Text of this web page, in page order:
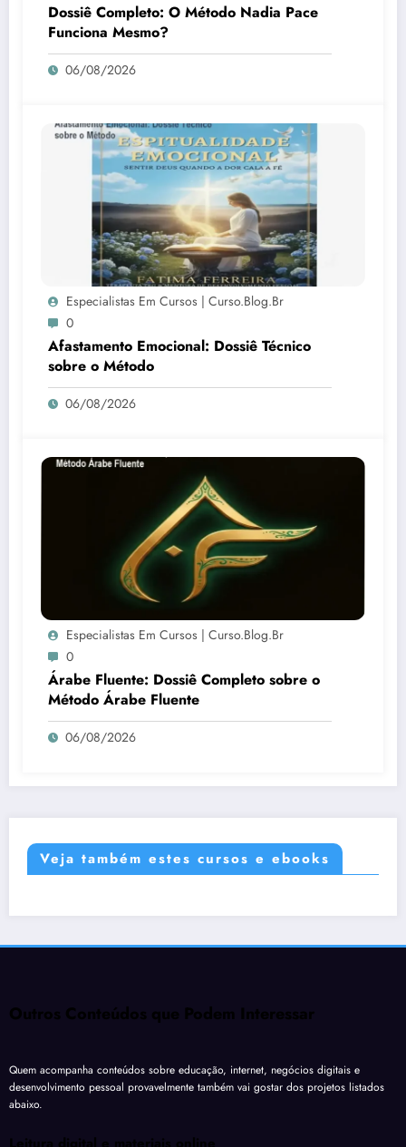
Dossiê Completo: O Método Nadia Pace
Funciona Mesmo?
06/08/2026
Especialistas Em Cursos | Curso.blog.br
0
Afastamento Emocional: Dossiê Técnico
sobre o Método
06/08/2026
Especialistas Em Cursos | Curso.blog.br
0
Árabe Fluente: Dossiê Completo sobre o
Método Árabe Fluente
06/08/2026
Veja também estes cursos e ebooks
Outros Conteúdos que Podem Interessar
Quem acompanha conteúdos sobre educação, internet, negócios digitais e
desenvolvimento pessoal provavelmente também vai gostar dos projetos listados
abaixo.